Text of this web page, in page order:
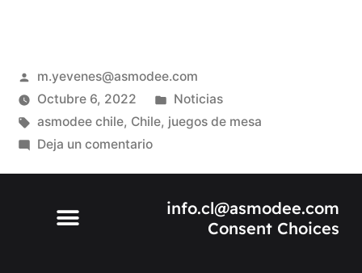
m.yevenes@asmodee.com
Octubre 6, 2022
Noticias
asmodee chile, Chile, juegos de mesa
Deja un comentario
info.cl@asmodee.com
Consent Choices